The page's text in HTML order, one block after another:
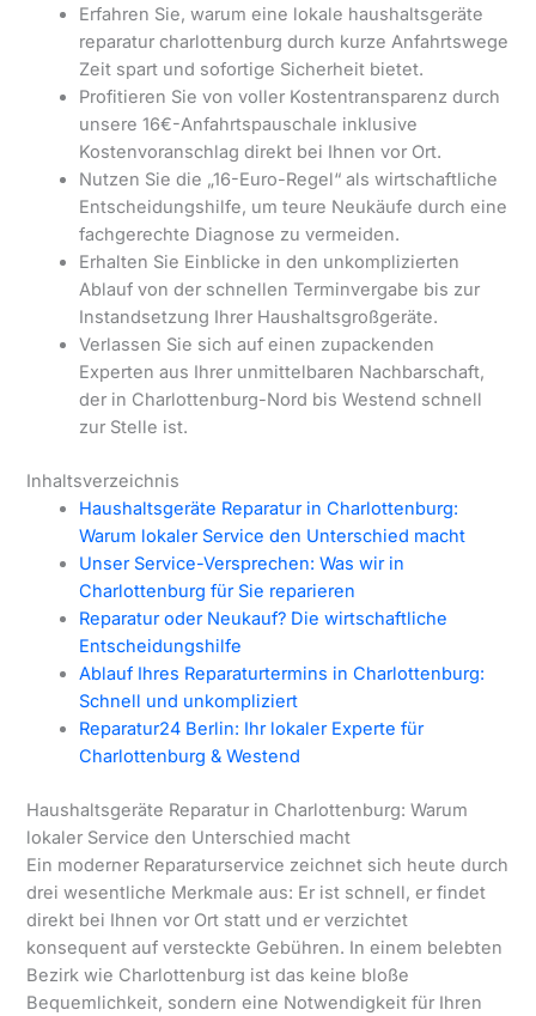
Erfahren Sie, warum eine lokale haushaltsgeräte
reparatur charlottenburg durch kurze Anfahrtswege
Zeit spart und sofortige Sicherheit bietet.
Profitieren Sie von voller Kostentransparenz durch
unsere 16€-Anfahrtspauschale inklusive
Kostenvoranschlag direkt bei Ihnen vor Ort.
Nutzen Sie die „16-Euro-Regel“ als wirtschaftliche
Entscheidungshilfe, um teure Neukäufe durch eine
fachgerechte Diagnose zu vermeiden.
Erhalten Sie Einblicke in den unkomplizierten
Ablauf von der schnellen Terminvergabe bis zur
Instandsetzung Ihrer Haushaltsgroßgeräte.
Verlassen Sie sich auf einen zupackenden
Experten aus Ihrer unmittelbaren Nachbarschaft,
der in Charlottenburg-Nord bis Westend schnell
zur Stelle ist.
Inhaltsverzeichnis
Haushaltsgeräte Reparatur in Charlottenburg:
Warum lokaler Service den Unterschied macht
Unser Service-Versprechen: Was wir in
Charlottenburg für Sie reparieren
Reparatur oder Neukauf? Die wirtschaftliche
Entscheidungshilfe
Ablauf Ihres Reparaturtermins in Charlottenburg:
Schnell und unkompliziert
Reparatur24 Berlin: Ihr lokaler Experte für
Charlottenburg & Westend
Haushaltsgeräte Reparatur in Charlottenburg: Warum
lokaler Service den Unterschied macht
Ein moderner Reparaturservice zeichnet sich heute durch
drei wesentliche Merkmale aus: Er ist schnell, er findet
direkt bei Ihnen vor Ort statt und er verzichtet
konsequent auf versteckte Gebühren. In einem belebten
Bezirk wie Charlottenburg ist das keine bloße
Bequemlichkeit, sondern eine Notwendigkeit für Ihren